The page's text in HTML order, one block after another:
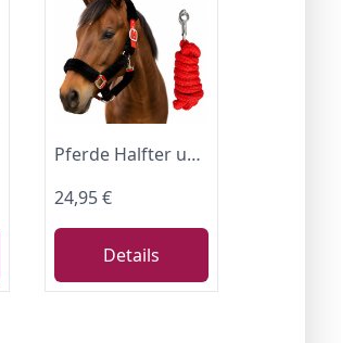
Pferde Halfter und Strick Fellhalfter mit Führstrick Pferd Panikhaken Halfter Pony, Cob, Warmblut, Kaltblut (Warmblut (Full))
24,95 €
Details